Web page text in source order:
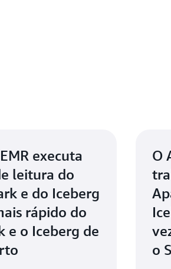
executa
leitura do
e do Iceberg
rápido do
e o Iceberg de
O
o